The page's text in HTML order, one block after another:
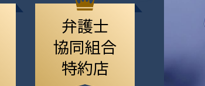
弁護士
協同組合
特約店